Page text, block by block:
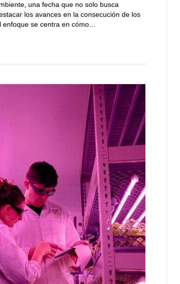
una fecha que no solo busca
los avances en la consecución de los
se centra en cómo…